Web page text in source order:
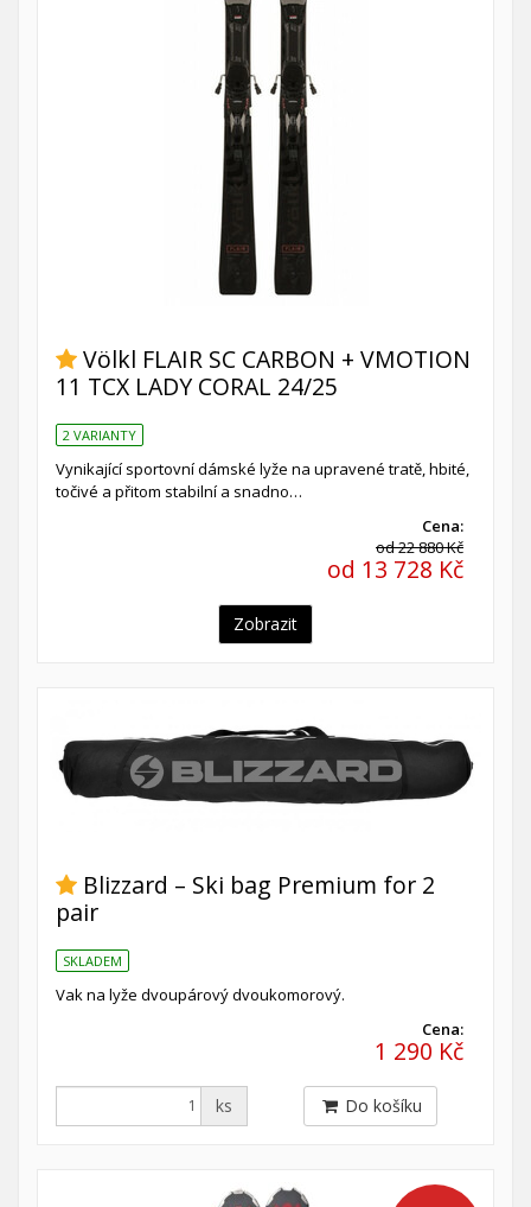
Völkl FLAIR SC CARBON + VMOTION
11 TCX LADY CORAL 24/25
2 VARIANTY
Vynikající sportovní dámské lyže na upravené tratě, hbité,
točivé a přitom stabilní a snadno…
Cena:
od 22 880 Kč
od 13 728 Kč
Zobrazit
Blizzard – Ski bag Premium for 2
pair
SKLADEM
Vak na lyže dvoupárový dvoukomorový.
Cena:
1 290 Kč
ks Do košíku